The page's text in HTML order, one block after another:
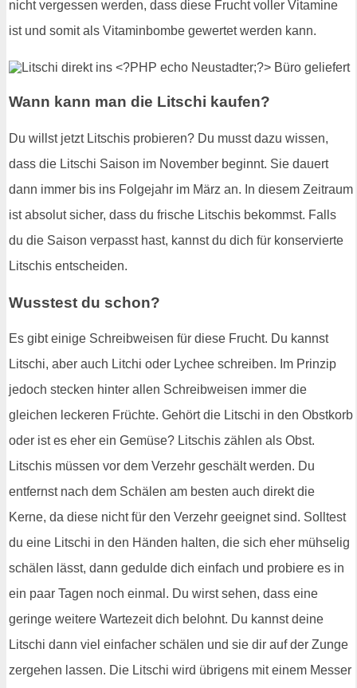
nicht vergessen werden, dass diese Frucht voller Vitamine
ist und somit als Vitaminbombe gewertet werden kann.
Wann kann man die Litschi kaufen?
Du willst jetzt Litschis probieren? Du musst dazu wissen,
dass die Litschi Saison im November beginnt. Sie dauert
dann immer bis ins Folgejahr im März an. In diesem Zeitraum
ist absolut sicher, dass du frische Litschis bekommst. Falls
du die Saison verpasst hast, kannst du dich für konservierte
Litschis entscheiden.
Wusstest du schon?
Es gibt einige Schreibweisen für diese Frucht. Du kannst
Litschi, aber auch Litchi oder Lychee schreiben. Im Prinzip
jedoch stecken hinter allen Schreibweisen immer die
gleichen leckeren Früchte. Gehört die Litschi in den Obstkorb
oder ist es eher ein Gemüse? Litschis zählen als Obst.
Litschis müssen vor dem Verzehr geschält werden. Du
entfernst nach dem Schälen am besten auch direkt die
Kerne, da diese nicht für den Verzehr geeignet sind. Solltest
du eine Litschi in den Händen halten, die sich eher mühselig
schälen lässt, dann gedulde dich einfach und probiere es in
ein paar Tagen noch einmal. Du wirst sehen, dass eine
geringe weitere Wartezeit dich belohnt. Du kannst deine
Litschi dann viel einfacher schälen und sie dir auf der Zunge
zergehen lassen. Die Litschi wird übrigens mit einem Messer